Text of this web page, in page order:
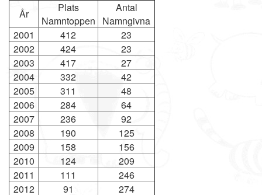
År
Plats
Namntoppen
Antal
Namngivna
2001
412
23
2002
424
23
2003
417
27
2004
332
42
2005
311
48
2006
284
64
2007
236
92
2008
190
125
2009
158
156
2010
124
209
2011
111
246
2012
91
274